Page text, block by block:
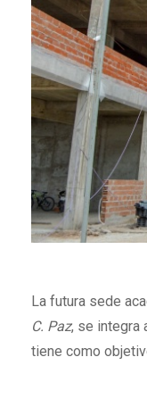
La futura sede
C. Paz, se integra
tiene como